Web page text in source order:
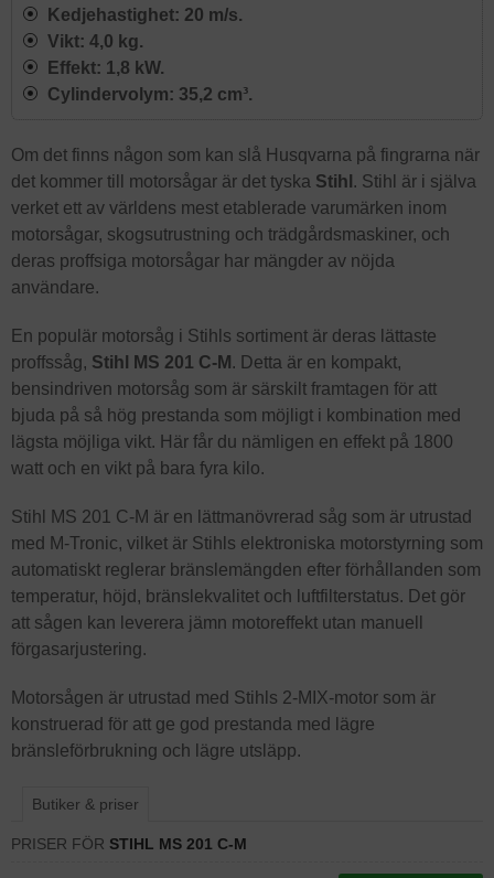
Kedjehastighet: 20 m/s.
Vikt: 4,0 kg.
Effekt: 1,8 kW.
Cylindervolym: 35,2 cm³.
Om det finns någon som kan slå Husqvarna på fingrarna när
det kommer till motorsågar är det tyska Stihl . Stihl är i själva
verket ett av världens mest etablerade varumärken inom
motorsågar, skogsutrustning och trädgårdsmaskiner, och
deras proffsiga motorsågar har mängder av nöjda
användare.
En populär motorsåg i Stihls sortiment är deras lättaste
proffssåg, Stihl MS 201 C-M . Detta är en kompakt,
bensindriven motorsåg som är särskilt framtagen för att
bjuda på så hög prestanda som möjligt i kombination med
lägsta möjliga vikt. Här får du nämligen en effekt på 1800
watt och en vikt på bara fyra kilo.
Stihl MS 201 C-M är en lättmanövrerad såg som är utrustad
med M-Tronic, vilket är Stihls elektroniska motorstyrning som
automatiskt reglerar bränslemängden efter förhållanden som
temperatur, höjd, bränslekvalitet och luftfilterstatus. Det gör
att sågen kan leverera jämn motoreffekt utan manuell
förgasarjustering.
Motorsågen är utrustad med Stihls 2-MIX-motor som är
konstruerad för att ge god prestanda med lägre
bränsleförbrukning och lägre utsläpp.
Butiker & priser
PRISER FÖR STIHL MS 201 C-M